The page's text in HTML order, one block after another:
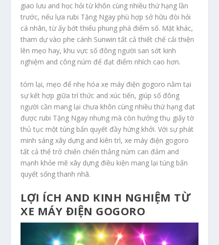
giao lưu and học hỏi từ khôn cùng nhiều thứ hạng lần
trước, nếu lựa rubi Tặng Ngay phù hợp sở hữu đòi hỏi
cá nhân, từ ấy bớt thiểu phung phá điểm số. Mặt khác,
tham dự vào phe cánh Sunwin tất cả thiết chế cải thiện
lên mẹo hay, khu vực số đông người san sớt kinh
nghiệm and công núm để đạt điểm nhích cao hơn.
tóm lại, mẹo để nhẹ hóa xe máy điện gogoro nằm tại
sự kết hợp giữa trí thức and xúc tiến, giúp số đông
người cần mang lại chưa khôn cùng nhiều thứ hạng đạt
được rubi Tặng Ngay nhưng mà còn hưởng thụ giấy tờ
thủ tục một túng bấn quyết đầy hứng khởi. Với sự phát
minh sáng xây dựng and kiên trì, xe máy điện gogoro
tất cả thể trở chiến chiến thắng núm can đảm and
mạnh khỏe mẽ xây dựng điều kiện mang lại túng bấn
quyết sống thanh nhã.
LỢI ÍCH AND KINH NGHIỆM TỪ
XE MÁY ĐIỆN GOGORO